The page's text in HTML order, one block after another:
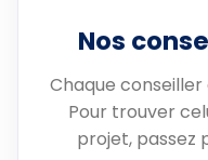
Nos
Chaque
Pour trouver
projet, passez